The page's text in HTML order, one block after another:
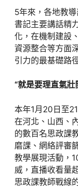
5年來，各地教
書記主要講話精
化，在機制建設
資源整合等方面
引力的最基礎路
“就是要理直氣壯
本年1月20日至
在河北、山西、
的數百名思政課
磨課、網絡評審
教學展現活動，
威，直播收看量
思政課教師戰線